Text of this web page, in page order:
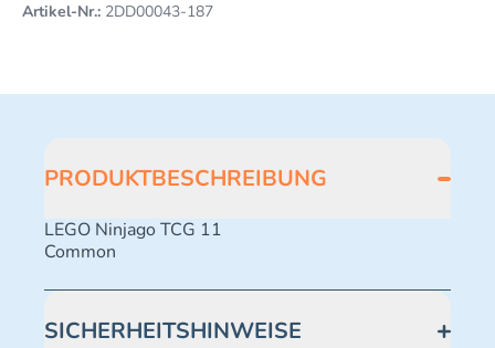
Artikel-Nr.: 2DD00043-187
PRODUKTBESCHREIBUNG
LEGO Ninjago TCG 11
Common
SICHERHEITSHINWEISE